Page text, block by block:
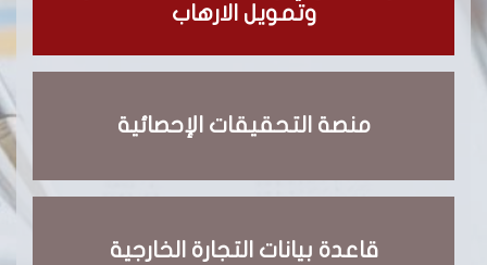
وتمويل الارهاب
منصة التحقيقات الإحصائية
قاعدة بيانات التجارة الخارجية